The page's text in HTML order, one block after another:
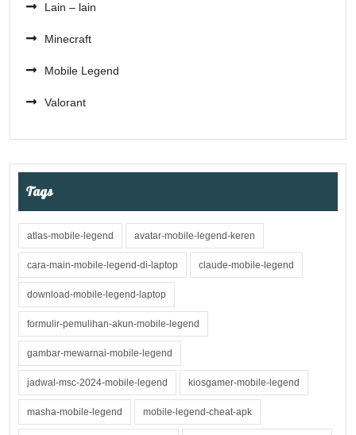
Lain – lain
Minecraft
Mobile Legend
Valorant
Tags
atlas-mobile-legend avatar-mobile-legend-keren
cara-main-mobile-legend-di-laptop claude-mobile-legend
download-mobile-legend-laptop
formulir-pemulihan-akun-mobile-legend
gambar-mewarnai-mobile-legend
jadwal-msc-2024-mobile-legend kiosgamer-mobile-legend
masha-mobile-legend mobile-legend-cheat-apk